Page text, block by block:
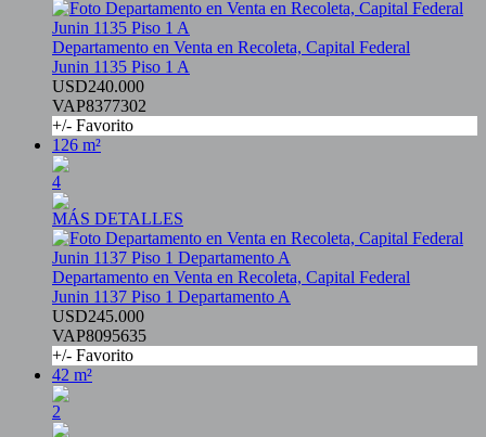
Departamento en Venta en Recoleta, Capital Federal
Junin 1135 Piso 1 A
USD240.000
VAP8377302
+/- Favorito
126 m²
4
MÁS DETALLES
Departamento en Venta en Recoleta, Capital Federal
Junin 1137 Piso 1 Departamento A
USD245.000
VAP8095635
+/- Favorito
42 m²
2